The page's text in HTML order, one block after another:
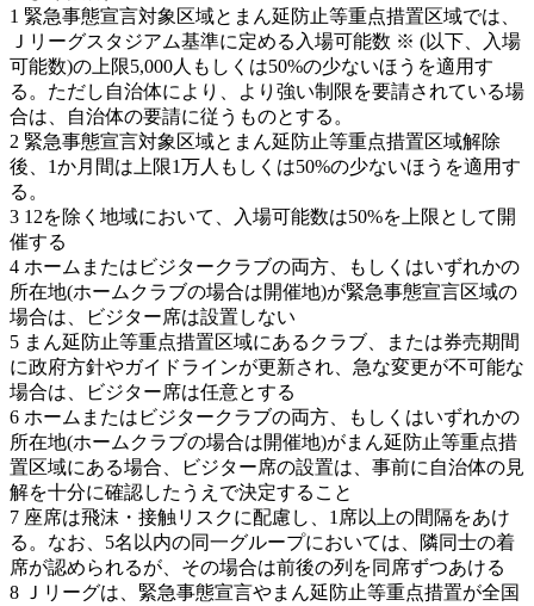
1 緊急事態宣言対象区域とまん延防止等重点措置区域では、
Ｊリーグスタジアム基準に定める入場可能数 ※ (以下、入場
可能数)の上限5,000人もしくは50%の少ないほうを適用す
る。ただし自治体により、より強い制限を要請されている場
合は、自治体の要請に従うものとする。
2 緊急事態宣言対象区域とまん延防止等重点措置区域解除
後、1か月間は上限1万人もしくは50%の少ないほうを適用す
る。
3 12を除く地域において、入場可能数は50%を上限として開
催する
4 ホームまたはビジタークラブの両方、もしくはいずれかの
所在地(ホームクラブの場合は開催地)が緊急事態宣言区域の
場合は、ビジター席は設置しない
5 まん延防止等重点措置区域にあるクラブ、または券売期間
に政府方針やガイドラインが更新され、急な変更が不可能な
場合は、ビジター席は任意とする
6 ホームまたはビジタークラブの両方、もしくはいずれかの
所在地(ホームクラブの場合は開催地)がまん延防止等重点措
置区域にある場合、ビジター席の設置は、事前に自治体の見
解を十分に確認したうえで決定すること
7 座席は飛沫・接触リスクに配慮し、1席以上の間隔をあけ
る。なお、5名以内の同一グループにおいては、隣同士の着
席が認められるが、その場合は前後の列を同席ずつあける
8 Ｊリーグは、緊急事態宣言やまん延防止等重点措置が全国